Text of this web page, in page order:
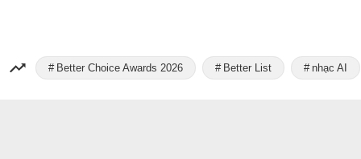
Better Choice Awards 2026 Better List nhạc AI